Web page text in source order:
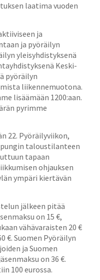
laatima vuoden
ja
ja pyöräilyn
yleisyhdistyksenä
Keski-
pyöräilyn
liikennemuotona.
lisäämään 1200:aan.
pyrimme
22. Pyöräilyviikon,
taloustilanteen
tapaan
ohjauksen
ympäri kiertävän
jälkeen pitää
on 15 €,
vähävaraisten 20 €
€. Suomen Pyöräilyn
ja Suomen
on 36 €.
100 eurossa.